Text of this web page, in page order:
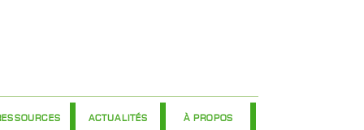
ACTUALITÉS À PROPOS